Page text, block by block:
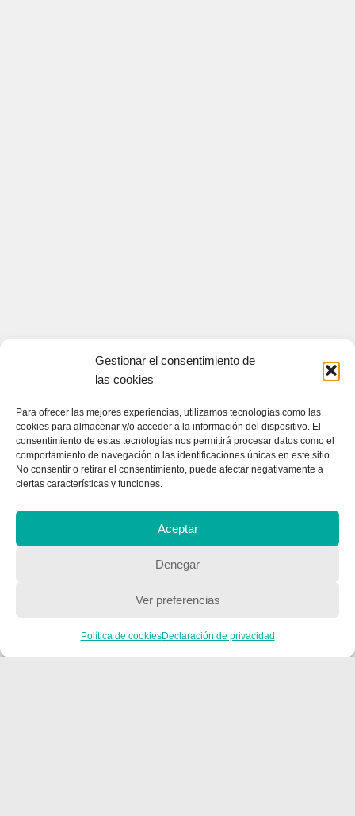
Gestionar el consentimiento de
las cookies
Para ofrecer las mejores experiencias, utilizamos tecnologías como las
cookies para almacenar y/o acceder a la información del dispositivo. El
consentimiento de estas tecnologías nos permitirá procesar datos como el
comportamiento de navegación o las identificaciones únicas en este sitio.
No consentir o retirar el consentimiento, puede afectar negativamente a
ciertas características y funciones.
Aceptar
Denegar
Ver preferencias
Política de cookiesDeclaración de privacidad